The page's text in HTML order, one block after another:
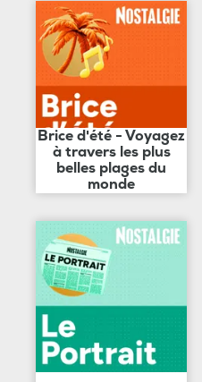
Brice d'été - Voyagez
à travers les plus
belles plages du
monde